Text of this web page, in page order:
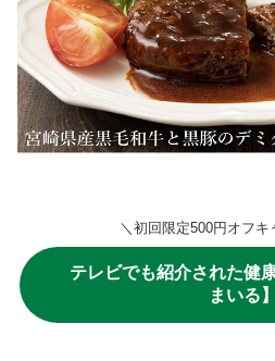
＼初回限定500円オフキ
テレビでも紹介された健
まいる】